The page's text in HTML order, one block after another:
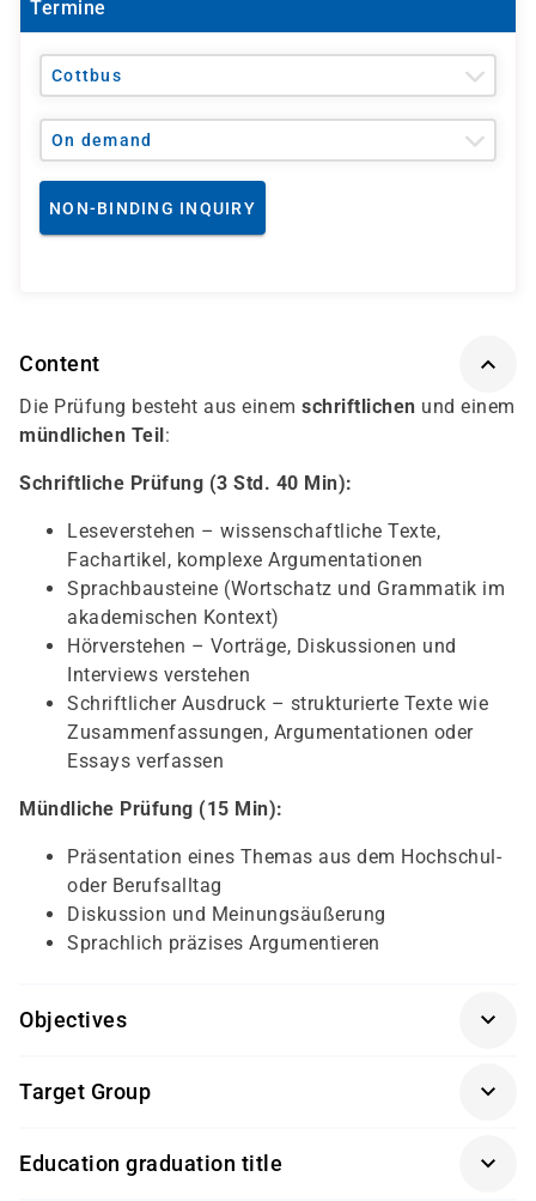
Termine
Cottbus
On demand
NON-BINDING INQUIRY
Content
Die Prüfung besteht aus einem schriftlichen und einem
mündlichen Teil:
Schriftliche Prüfung (3 Std. 40 Min):
Leseverstehen – wissenschaftliche Texte,
Fachartikel, komplexe Argumentationen
Sprachbausteine (Wortschatz und Grammatik im
akademischen Kontext)
Hörverstehen – Vorträge, Diskussionen und
Interviews verstehen
Schriftlicher Ausdruck – strukturierte Texte wie
Zusammenfassungen, Argumentationen oder
Essays verfassen
Mündliche Prüfung (15 Min):
Präsentation eines Themas aus dem Hochschul-
oder Berufsalltag
Diskussion und Meinungsäußerung
Sprachlich präzises Argumentieren
Objectives
Sprachkenntnisse auf Niveau C1 des
Gemeinsamen Europäischen Referenzrahmens
Empfohlene Teilnahme an einem C1-
Target Group
Studienbewerberinnen und -bewerber, die ein
Education graduation title